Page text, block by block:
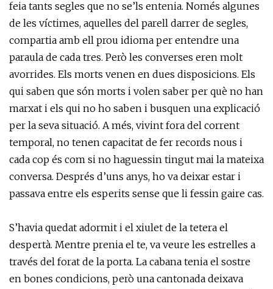
feia tants segles que no se’ls entenia. Només algunes
de les víctimes, aquelles del parell darrer de segles,
compartia amb ell prou idioma per entendre una
paraula de cada tres. Però les converses eren molt
avorrides. Els morts venen en dues disposicions. Els
qui saben que són morts i volen saber per què no han
marxat i els qui no ho saben i busquen una explicació
per la seva situació. A més, vivint fora del corrent
temporal, no tenen capacitat de fer records nous i
cada cop és com si no haguessin tingut mai la mateixa
conversa. Després d’uns anys, ho va deixar estar i
passava entre els esperits sense que li fessin gaire cas.
S’havia quedat adormit i el xiulet de la tetera el
despertà. Mentre prenia el te, va veure les estrelles a
través del forat de la porta. La cabana tenia el sostre
en bones condicions, però una cantonada deixava